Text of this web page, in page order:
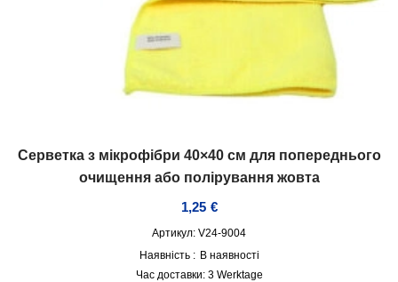
Серветка з мікрофібри 40×40 см для попереднього
очищення або полірування жовта
1,25 €
Артикул: V24-9004
Наявність : В наявності
Час доставки: 3 Werktage